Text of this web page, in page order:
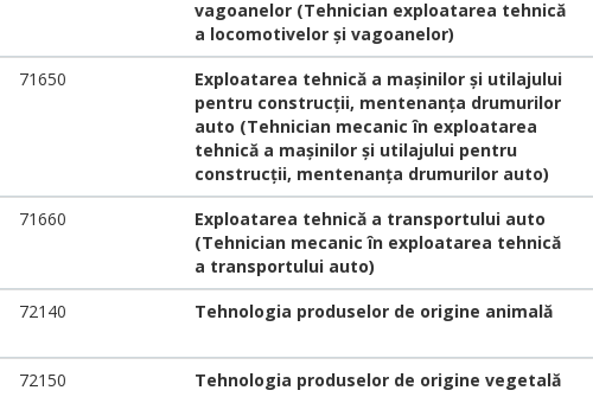
vagoanelor (Tehnician exploatarea tehnică
a locomotivelor și vagoanelor)
71650
Exploatarea tehnică a mașinilor și utilajului
pentru construcții, mentenanța drumurilor
auto (Tehnician mecanic în exploatarea
tehnică a mașinilor și utilajului pentru
construcții, mentenanța drumurilor auto)
71660
Exploatarea tehnică a transportului auto
(Tehnician mecanic în exploatarea tehnică
a transportului auto)
72140 Tehnologia produselor de origine animală
72150 Tehnologia produselor de origine vegetală